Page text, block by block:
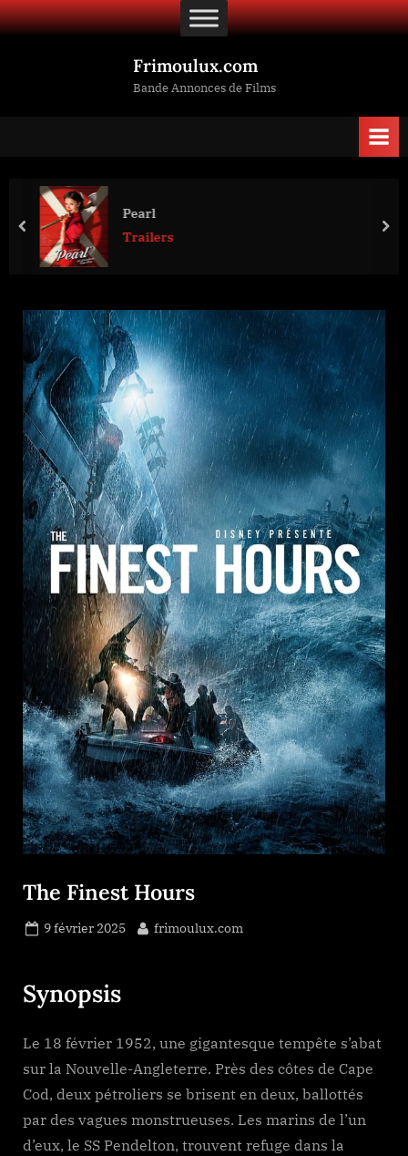
Skip
to
Frimoulux.com
Bande Annonces de Films
Pearl
Trailers
prev
The Finest Hours
Posted
9 février 2025 By
frimoulux.com
Synopsis
Le 18 février 1952, une gigantesque tempête s’abat
sur la Nouvelle-Angleterre. Près des côtes de Cape
Cod, deux pétroliers se brisent en deux, ballottés
par des vagues monstrueuses. Les marins de l’un
d’eux, le SS Pendelton, trouvent refuge dans la